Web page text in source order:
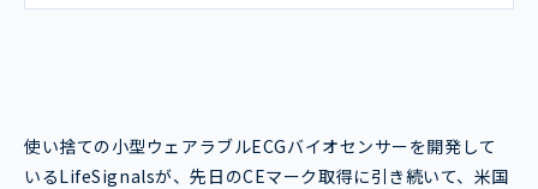
使い捨ての小型ウェアラブルECGバイオセンサーを開発して
いるLifeSignalsが、先日のCEマーク取得に引き続いて、米国